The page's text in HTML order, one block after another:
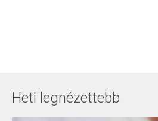
Heti legnézettebb